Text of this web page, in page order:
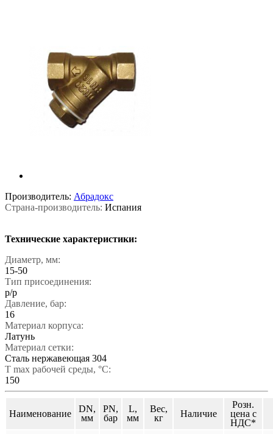
Производитель: Абрадокс
Страна-производитель: Испания
Технические характеристики:
Диаметр, мм:
15-50
Тип присоединения:
р/р
Давление, бар:
16
Материал корпуса:
Латунь
Материал сетки:
Сталь нержавеющая 304
T max рабочей среды, °С:
150
Наименование
DN,
мм
PN,
бар
L,
мм
Вес,
кг
Наличие
Розн.
цена с
НДС*